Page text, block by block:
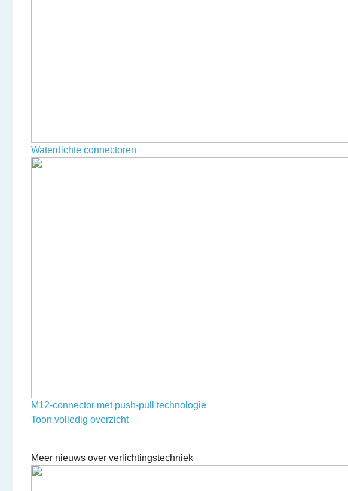
Waterdichte connectoren
M12-connector met push-pull technologie
Toon volledig overzicht
Meer nieuws over verlichtingstechniek